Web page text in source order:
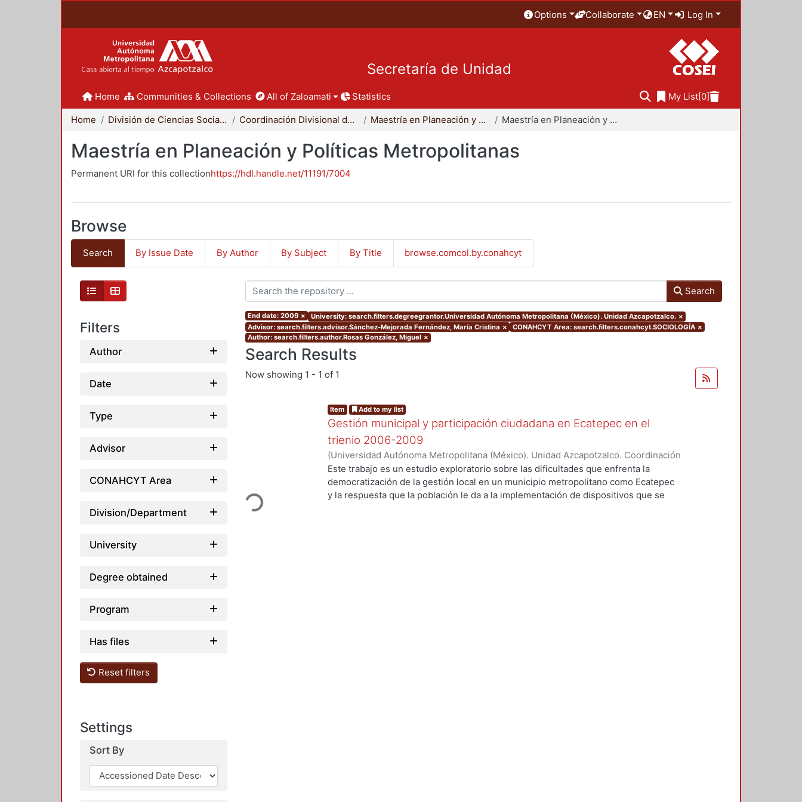
Options Collaborate EN Log In
Secretaría de Unidad
Home Communities & Collections All of Zaloamati Statistics My List[0]
Home División de Ciencias Sociales y Humanidades Coordinación Divisional de Posgrado Maestría en Planeación y Políticas Metropolitanas Maestría en Planeación y Políticas Metropolitanas
Maestría en Planeación y Políticas Metropolitanas
Permanent URI for this collectionhttps://hdl.handle.net/11191/7004
Browse
Search By Issue Date By Author By Subject By Title browse.comcol.by.conahcyt
Filters
Author
Date
Type
Advisor
CONAHCYT Area
Division/Department
University
Degree obtained
Program
Has files
Reset filters
Settings
Sort By
Search
End date: 2009 × University: search.filters.degreegrantor.Universidad Autónoma Metropolitana (México). Unidad Azcapotzalco. ×
Advisor: search.filters.advisor.Sánchez-Mejorada Fernández, María Cristina × CONAHCYT Area: search.filters.conahcyt.SOCIOLOGÍA ×
Author: search.filters.author.Rosas González, Miguel ×
Search Results
Now showing 1 - 1 of 1
Loading...
Item Add to my list
Gestión municipal y participación ciudadana en Ecatepec en el
trienio 2006-2009
(Universidad Autónoma Metropolitana (México). Unidad Azcapotzalco. Coordinación
de Servicios de Información.,2009-12) Rosas González, Miguel
Este trabajo es un estudio exploratorio sobre las dificultades que enfrenta la
democratización de la gestión local en un municipio metropolitano como Ecatepec
y la respuesta que la población le da a la implementación de dispositivos que se